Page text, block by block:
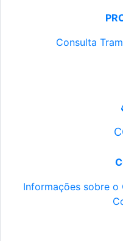
Consulta
Informações sobre